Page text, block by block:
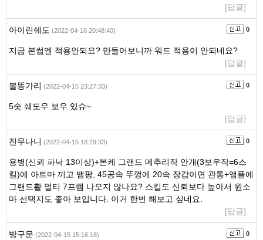
[답글]
아이린쉐도 (2022-04-16 20:48:40) 0
지금 본썹엔 적용안되요? 만들어보니까 워드 적용이 안되네요?
[답글]
불똥가리 (2022-04-15 23:27:33) 0
5솟 쉐도우 보우 있슈~
[답글]
진무나니 (2022-04-15 18:29:33) 0
용병(신뢰 파낙 13이상)+본케 그랜드 메추리작 안개(3보우작=6스
킬)에 아트마 끼고 뱀팡, 45공속 뚜껑에 20속 장갑이면 관통+앰플에
그랜드활 멀티 7프렘 나오지 않나요? 스킬도 신뢰보다 높아서 원소
마 선택지도 좋아 보입니다. 이거 한번 해보고 싶네요.
[답글]
방구문 (2022-04-15 15:16:18) 0